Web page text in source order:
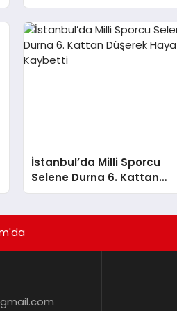
Tertemiz ve Yasal”
İstanbul’da Milli Sporcu
Selene Durna 6. Kattan
Düşerek Hayatını Kaybetti